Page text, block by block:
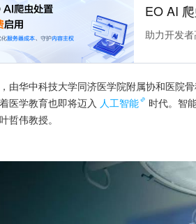
EO AI
助力开发
由华中科技大学同济医学院附属协和医院
医学教育也即将迈入 人工智能
时代。智
哲伟教授。